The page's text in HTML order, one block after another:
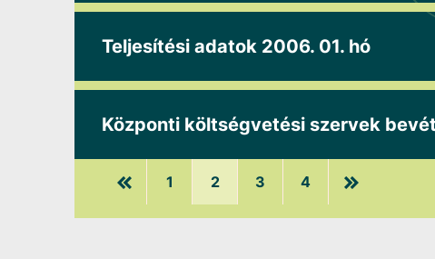
Teljesítési adatok 2006. 01. hó
Központi költségvetési szervek
1 2 3 4